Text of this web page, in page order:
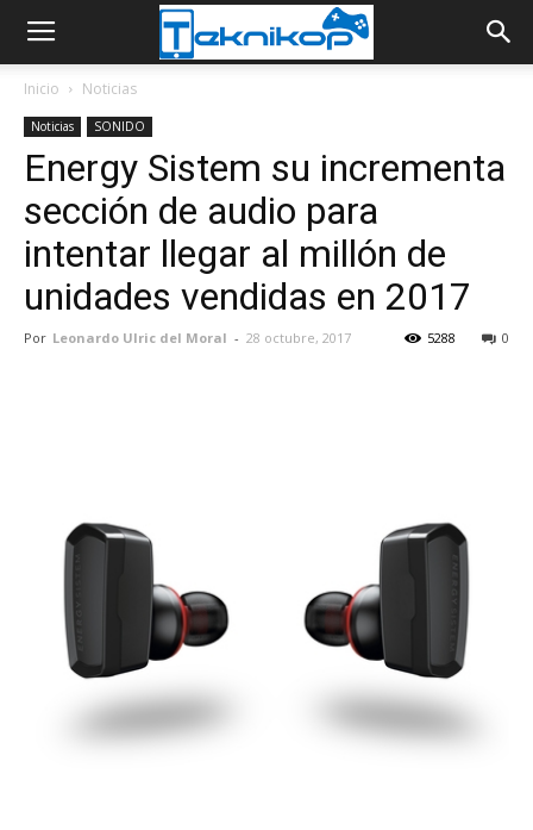
Inicio Noticias
Noticias SONIDO
Energy Sistem su incrementa
sección de audio para
intentar llegar al millón de
unidades vendidas en 2017
Por Leonardo Ulric del Moral - 28 octubre, 2017 0
5288